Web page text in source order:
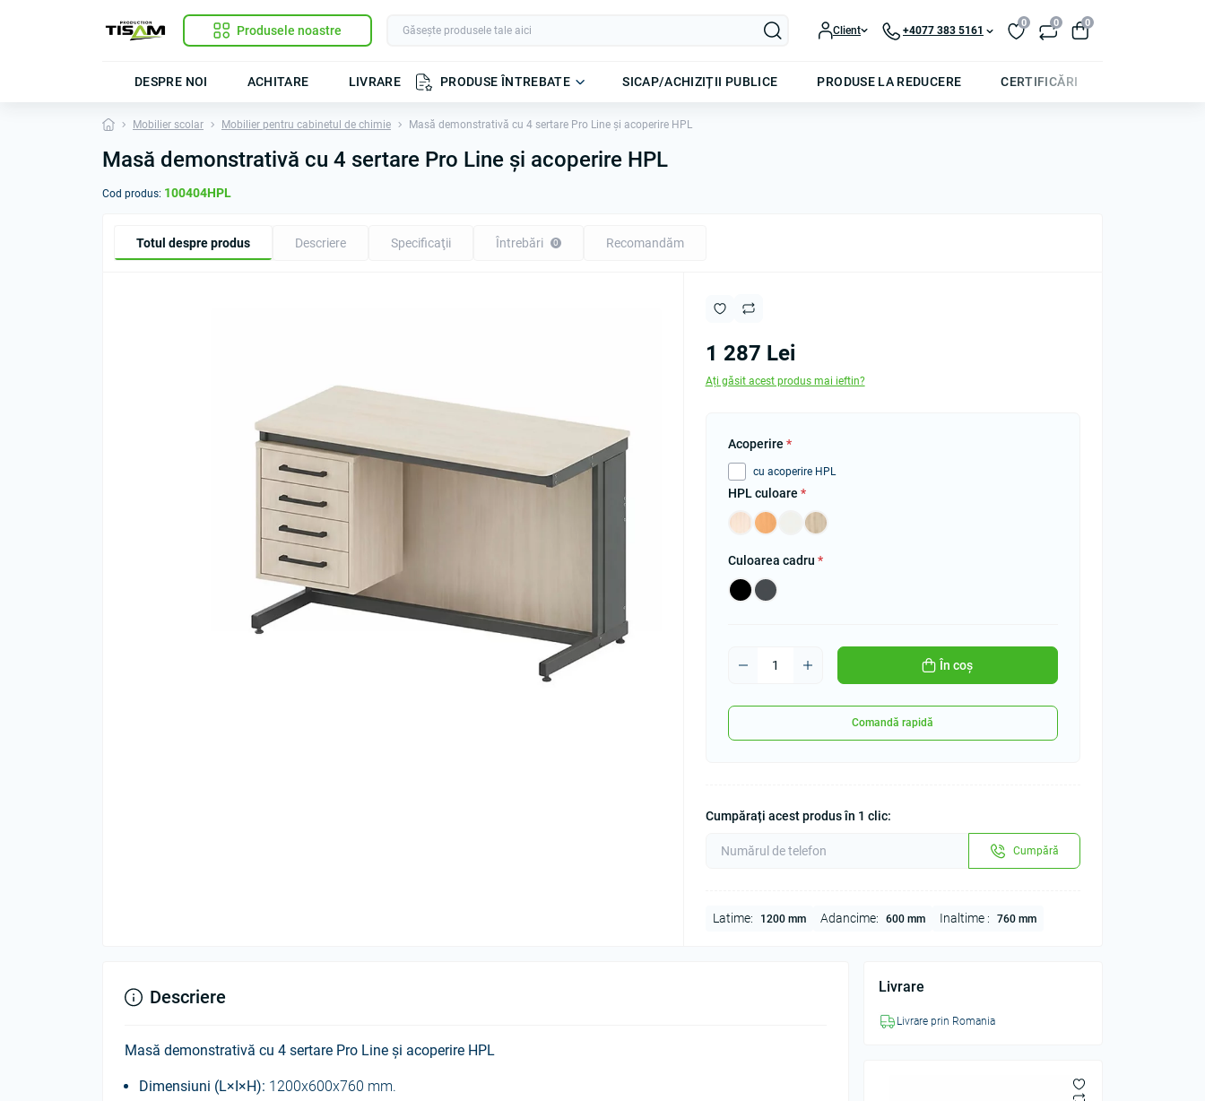
Produsele noastre Client +4077 383 5161
0 0 0
DESPRE NOI ACHITARE LIVRARE PRODUSE ÎNTREBATE SICAP/ACHIZIȚII PUBLICE PRODUSE LA REDUCERE CERTIFICĂRI
Mobilier scolar Mobilier pentru cabinetul de chimie Masă demonstrativă cu 4 sertare Pro Line și acoperire HPL
Masă demonstrativă cu 4 sertare Pro Line și acoperire HPL
Cod produs: 100404HPL
Totul despre produs Descriere Specificaţii Întrebări 0 Recomandăm
1 287 Lei
Ați găsit acest produs mai ieftin?
Аcoperire *
cu acoperire HPL
HPL culoare *
Culoarea cadru *
În coș
Comandă rapidă
Cumpărați acest produs în 1 clic:
Cumpără
Latime: 1200 mm Adancime: 600 mm Inaltime : 760 mm
Livrare
Livrare prin Romania
Descriere
Masă demonstrativă cu 4 sertare Pro Line și acoperire HPL
Dimensiuni (L×I×H): 1200х600х760 mm.